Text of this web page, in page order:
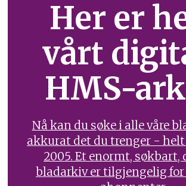
Her er
vårt
HMS-
Nå kan du søke i alle våre
akkurat det du trenger -
2005. Et enormt,
bladarkiv er tilgjengelig for